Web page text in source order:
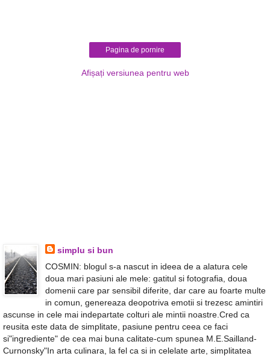
Pagina de pornire
Afișați versiunea pentru web
simplu si bun
COSMIN: blogul s-a nascut in ideea de a alatura cele
doua mari pasiuni ale mele: gatitul si fotografia, doua
domenii care par sensibil diferite, dar care au foarte multe
in comun, genereaza deopotriva emotii si trezesc amintiri
ascunse in cele mai indepartate colturi ale mintii noastre.Cred ca
reusita este data de simplitate, pasiune pentru ceea ce faci
si"ingrediente" de cea mai buna calitate-cum spunea M.E.Sailland-
Curnonsky"In arta culinara, la fel ca si in celelate arte, simplitatea